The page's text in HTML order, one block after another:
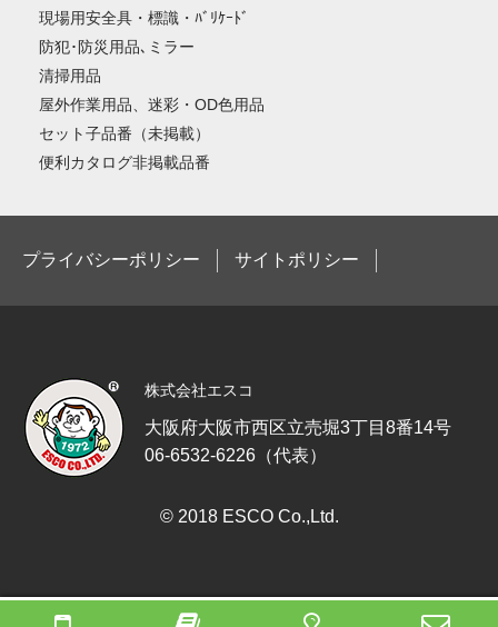
現場用安全具・標識・ﾊﾞﾘｹｰﾄﾞ
防犯･防災用品､ミラー
清掃用品
屋外作業用品、迷彩・OD色用品
セット子品番（未掲載）
便利カタログ非掲載品番
プライバシーポリシー サイトポリシー
株式会社エスコ
大阪府大阪市西区立売堀3丁目8番14号
06-6532-6226（代表）
© 2018 ESCO Co.,Ltd.